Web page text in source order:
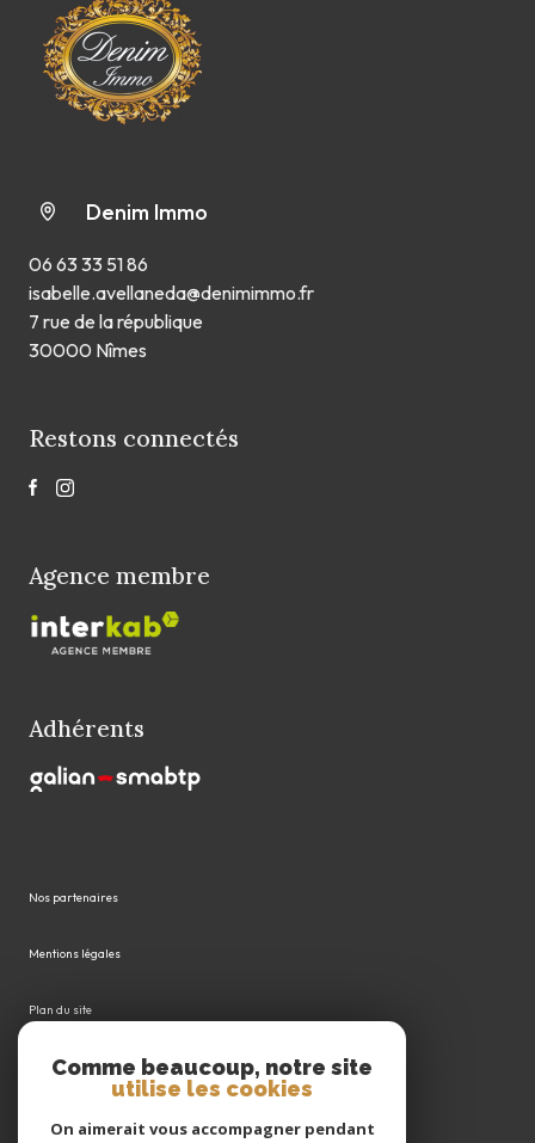
Denim Immo
06 63 33 51 86
isabelle.avellaneda@denimimmo.fr
7 rue de la république
30000 Nîmes
Restons connectés
Agence membre
Adhérents
Nos partenaires
Mentions légales
Plan du site
Admin
Politique RGPD
Comme beaucoup, notre site
utilise les cookies
On aimerait vous accompagner pendant